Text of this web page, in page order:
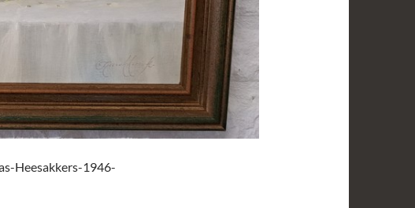
Heesakkers-1946-